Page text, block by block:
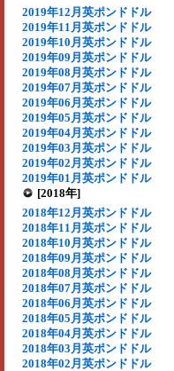
2019年12月英ポンドドル
2019年11月英ポンドドル
2019年10月英ポンドドル
2019年09月英ポンドドル
2019年08月英ポンドドル
2019年07月英ポンドドル
2019年06月英ポンドドル
2019年05月英ポンドドル
2019年04月英ポンドドル
2019年03月英ポンドドル
2019年02月英ポンドドル
2019年01月英ポンドドル
[2018年]
2018年12月英ポンドドル
2018年11月英ポンドドル
2018年10月英ポンドドル
2018年09月英ポンドドル
2018年08月英ポンドドル
2018年07月英ポンドドル
2018年06月英ポンドドル
2018年05月英ポンドドル
2018年04月英ポンドドル
2018年03月英ポンドドル
2018年02月英ポンドドル